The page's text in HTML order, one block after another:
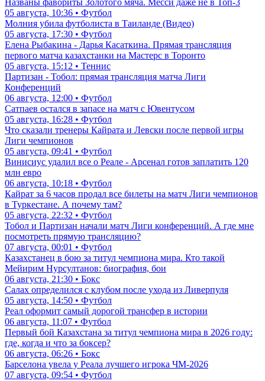
Названы фавориты Золотого мяча. Месси даже не в Топ-3
05 августа, 10:36 • Футбол
Молния убила футболиста в Таиланде (Видео)
05 августа, 17:30 • Футбол
Елена Рыбакина - Дарья Касаткина. Прямая трансляция
первого матча казахстанки на Мастерс в Торонто
05 августа, 15:12 • Теннис
Партизан - Тобол: прямая трансляция матча Лиги
Конференций
06 августа, 12:00 • Футбол
Сатпаев остался в запасе на матч с Ювентусом
05 августа, 16:28 • Футбол
Что сказали тренеры Кайрата и Левски после первой игры
Лиги чемпионов
05 августа, 09:41 • Футбол
Винисиус удалил все о Реале - Арсенал готов заплатить 120
млн евро
06 августа, 10:18 • Футбол
Кайрат за 6 часов продал все билеты на матч Лиги чемпионов
в Туркестане. А почему там?
05 августа, 22:32 • Футбол
Тобол и Партизан начали матч Лиги конференций. А где мне
посмотреть прямую трансляцию?
07 августа, 00:01 • Футбол
Казахстанец в бою за титул чемпиона мира. Кто такой
Мейирим Нурсултанов: биография, бои
06 августа, 21:30 • Бокс
Салах определился с клубом после ухода из Ливерпуля
05 августа, 14:50 • Футбол
Реал оформит самый дорогой трансфер в истории
06 августа, 11:07 • Футбол
Первый бой Казахстана за титул чемпиона мира в 2026 году:
где, когда и что за боксер?
06 августа, 06:26 • Бокс
Барселона увела у Реала лучшего игрока ЧМ-2026
07 августа, 09:54 • Футбол